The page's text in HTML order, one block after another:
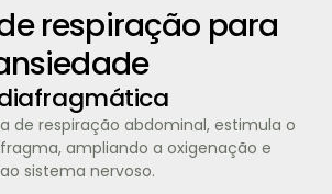
respiração para
de respiração abdominal, estimula o
ampliando a oxigenação e
sistema nervoso.